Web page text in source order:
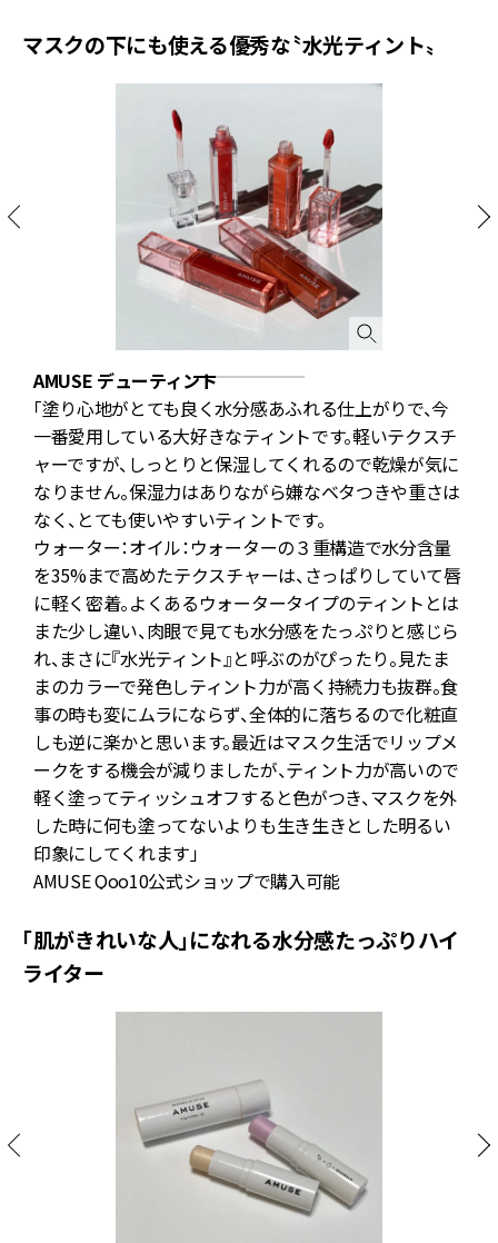
マスクの下にも使える優秀な〝水光ティント〟
AMUSE デューティント
「塗り心地がとても良く水分感あふれる仕上がりで、今
一番愛用している大好きなティントです。軽いテクスチ
ャーですが、しっとりと保湿してくれるので乾燥が気に
なりません。保湿力はありながら嫌なベタつきや重さは
なく、とても使いやすいティントです。
ウォーター：オイル：ウォーターの３重構造で水分含量
を35%まで高めたテクスチャーは、さっぱりしていて唇
に軽く密着。よくあるウォータータイプのティントとは
また少し違い、肉眼で見ても水分感をたっぷりと感じら
れ、まさに『水光ティント』と呼ぶのがぴったり。見たま
まのカラーで発色しティント力が高く持続力も抜群。食
事の時も変にムラにならず、全体的に落ちるので化粧直
しも逆に楽かと思います。最近はマスク生活でリップメ
ークをする機会が減りましたが、ティント力が高いので
軽く塗ってティッシュオフすると色がつき、マスクを外
した時に何も塗ってないよりも生き生きとした明るい
印象にしてくれます」
AMUSE Qoo10公式ショップで購入可能
「肌がきれいな人」になれる水分感たっぷりハイ
ライター